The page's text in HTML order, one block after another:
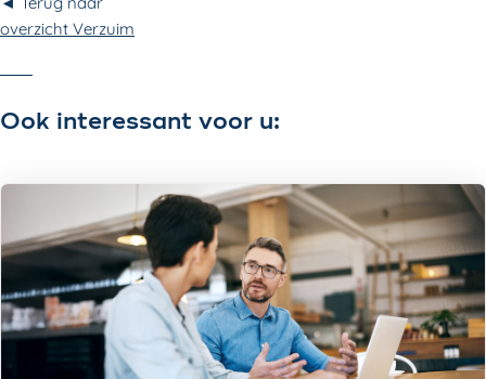
overzicht Verzuim
Ook interessant voor u: